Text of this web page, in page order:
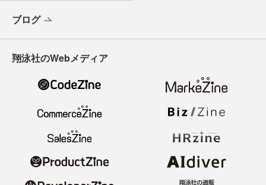
ブログ
翔泳社のWebメディア